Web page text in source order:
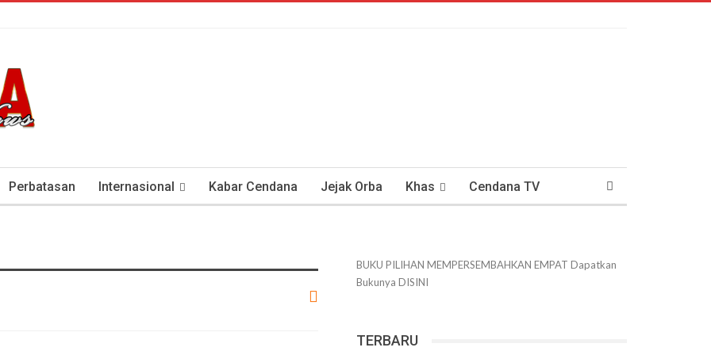
Perbatasan Internasional Kabar Cendana Jejak Orba Khas Cendana TV
Antisipasi COVID-19
BUKU PILIHAN MEMPERSEMBAHKAN EMPAT Dapatkan
Bukunya DISINI
TERBARU